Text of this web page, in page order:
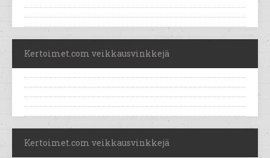
Kertoimet.com veikkausvinkkejä
Kertoimet.com veikkausvinkkejä